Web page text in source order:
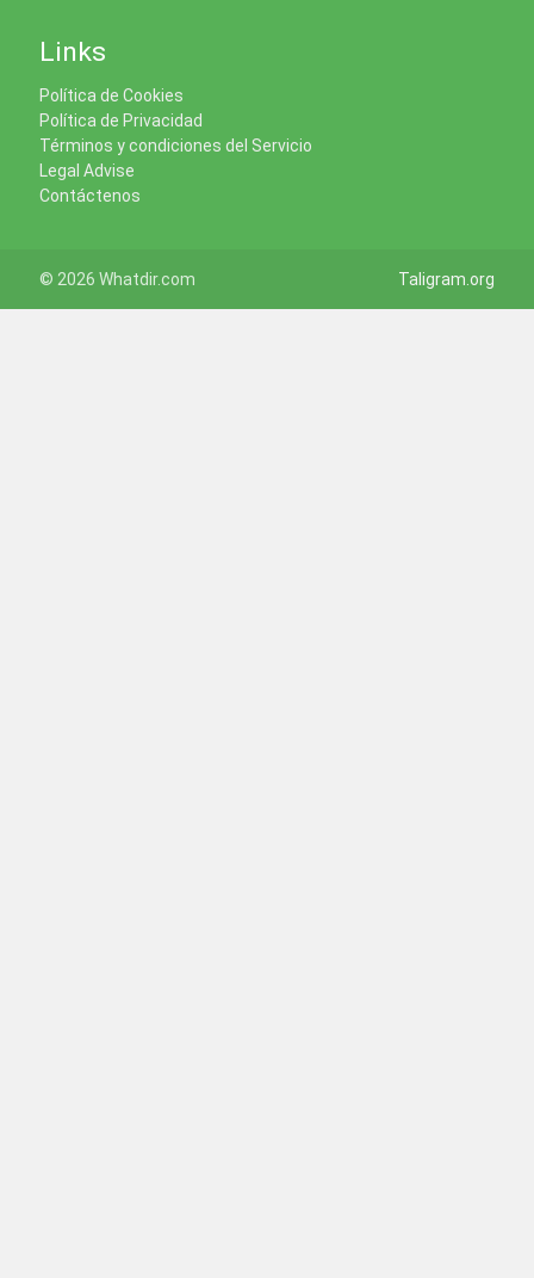
Links
Política de Cookies
Política de Privacidad
Términos y condiciones del Servicio
Legal Advise
Contáctenos
© 2026 Whatdir.com Taligram.org